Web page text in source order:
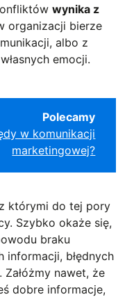
wynika z
organizacji bierze
albo z
emocji.
Polecamy
w komunikacji
marketingowej?
którymi do tej pory
Szybko okaże się,
braku
informacji, błędnych
nawet, że
dobre informacje,